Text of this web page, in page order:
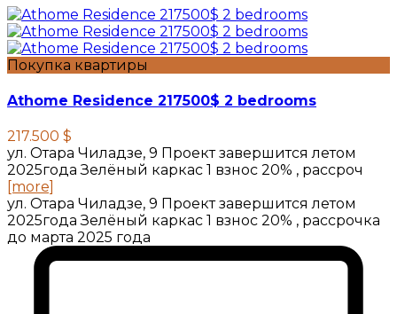
Покупка квартиры
Athome Residence 217500$ 2 bedrooms
217.500 $
ул. Отара Чиладзе, 9 Проект завершится летом
2025года Зелёный каркас 1 взнос 20% , рассроч
[more]
ул. Отара Чиладзе, 9 Проект завершится летом
2025года Зелёный каркас 1 взнос 20% , рассрочка
до марта 2025 года